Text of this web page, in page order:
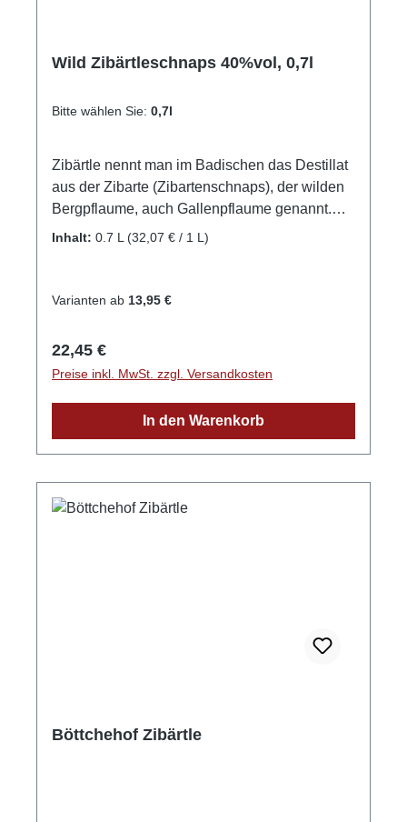
Wild Zibärtleschnaps 40%vol, 0,7l
Bitte wählen Sie: 0,7l
Zibärtle nennt man im Badischen das Destillat
aus der Zibarte (Zibartenschnaps), der wilden
Bergpflaume, auch Gallenpflaume genannt.
Die Früchte sind von bitterherbem Geschmack
Geschmack vom Feinsten ist, an Mandeln und
16°C-18°C entfaltet sich das Aroma am besten.
GPSR-Informationen HerstellerFirma: WILD
Schwarzwaldbrennerei & Weingut GmbHLand:
DeutschlandStadt: GengenbachStraße:
Inhalt: 0.7 L (32,07 € / 1 L)
Varianten ab 13,95 €
Regulärer Preis:
22,45 €
Preise inkl. MwSt. zzgl. Versandkosten
In den Warenkorb
Böttchehof Zibärtle